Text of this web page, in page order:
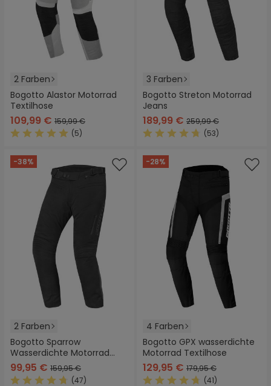
2 Farben
Bogotto Alastor Motorrad
Textilhose
109,99 € 159,99 €
(5)
3 Farben
Bogotto Streton Motorrad
Jeans
189,99 € 259,99 €
(53)
-38%
2 Farben
Bogotto Sparrow
Wasserdichte Motorrad
Textilhose
99,95 € 159,95 €
(47)
-28%
4 Farben
Bogotto GPX wasserdichte
Motorrad Textilhose
129,95 € 179,95 €
(41)